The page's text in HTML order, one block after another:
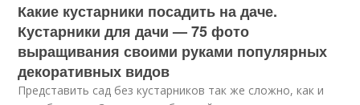
Какие кустарники посадить на даче.
Кустарники для дачи — 75 фото
выращивания своими руками популярных
декоративных видов
Представить сад без кустарников так же сложно, как и